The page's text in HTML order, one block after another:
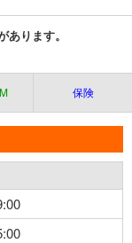
ります。
保険